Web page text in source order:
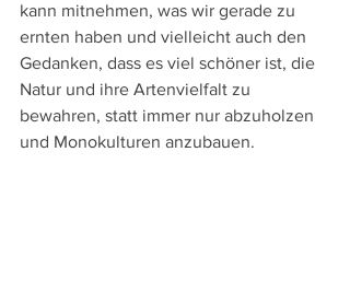
kann mitnehmen, was wir gerade zu
ernten haben und vielleicht auch den
Gedanken, dass es viel schöner ist, die
Natur und ihre Artenvielfalt zu
bewahren, statt immer nur abzuholzen
und Monokulturen anzubauen.